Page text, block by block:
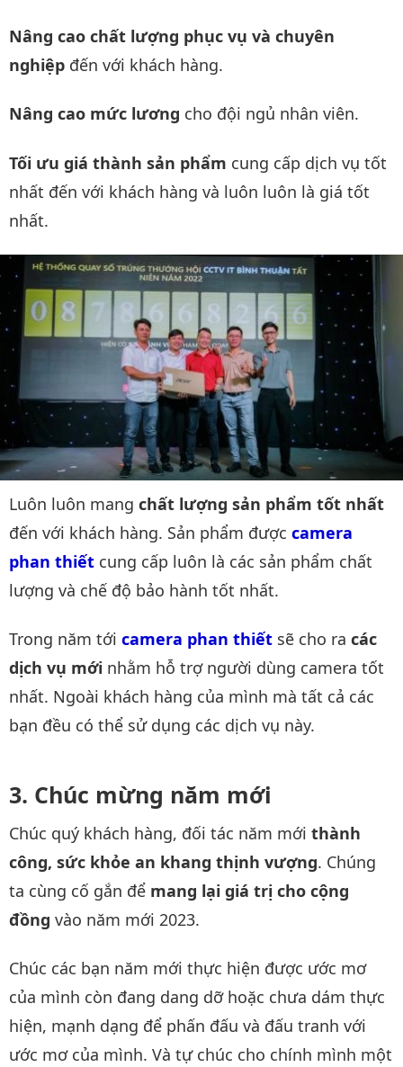
Nâng cao chất lượng phục vụ và chuyên
nghiệp đến với khách hàng.
Nâng cao mức lương cho đội ngủ nhân viên.
Tối ưu giá thành sản phẩm cung cấp dịch vụ tốt
nhất đến với khách hàng và luôn luôn là giá tốt
nhất.
Luôn luôn mang chất lượng sản phẩm tốt nhất
đến với khách hàng. Sản phẩm được camera
phan thiết cung cấp luôn là các sản phẩm chất
lượng và chế độ bảo hành tốt nhất.
Trong năm tới camera phan thiết sẽ cho ra các
dịch vụ mới nhằm hỗ trợ người dùng camera tốt
nhất. Ngoài khách hàng của mình mà tất cả các
bạn đều có thể sử dụng các dịch vụ này.
Chúc mừng năm mới
Chúc quý khách hàng, đối tác năm mới thành
công, sức khỏe an khang thịnh vượng. Chúng
ta cùng cố gắn để mang lại giá trị cho cộng
đồng vào năm mới 2023.
Chúc các bạn năm mới thực hiện được ước mơ
của mình còn đang dang dỡ hoặc chưa dám thực
hiện, mạnh dạng để phấn đấu và đấu tranh với
ước mơ của mình. Và tự chúc cho chính mình một